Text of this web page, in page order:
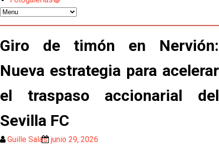
El Sevilla oficializa el traspaso de Sow
reflejado que podemos tirar para delante y
trabajamos con ilusión
Diomande ya es madridista mientras Rodri agita el
mercado
OFICIAL | Juanlu se marcha al Bournemouth
Los posibles herederos del número 16 tras la
marcha de Juanlu
Giro de timón en Nervión:
Nueva estrategia para acelerar
el traspaso accionarial del
Sevilla FC
Guille Salas junio 29, 2026